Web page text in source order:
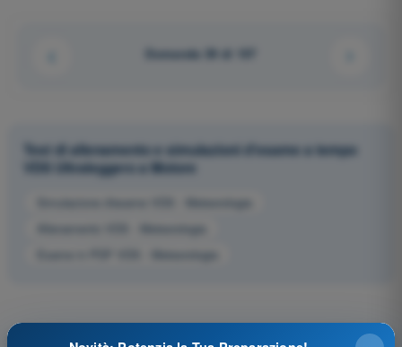
Domanda 39 di 107
Test di allenamento e simulazioni d'esame a tempo
VDS Ultraleggero a Motore
Simulazione d'esame VDS - Meteorologia
Allenamento VDS - Meteorologia
Esame in PDF VDS - Meteorologia